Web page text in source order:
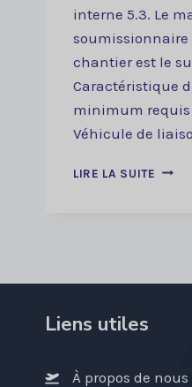
interne 5.3. Le
soumissionnaire
chantier est le
Caractéristique
minimum requis
Véhicule de
LIRE LA SUITE AVIS
Liens utiles
À propos de nous